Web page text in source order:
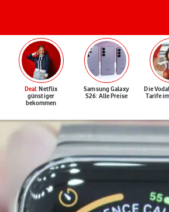
Deal: Netflix
günstiger
bekommen
Samsung Galaxy
S26: Alle Preise
Die
Tarife